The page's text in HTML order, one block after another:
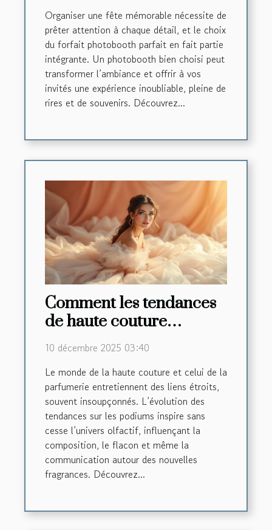
Organiser une fête mémorable nécessite de
prêter attention à chaque détail, et le choix
du forfait photobooth parfait en fait partie
intégrante. Un photobooth bien choisi peut
transformer l’ambiance et offrir à vos
invités une expérience inoubliable, pleine de
rires et de souvenirs. Découvrez...
Comment les tendances
de haute couture
influencent-elles les
créations de parfums ?
10 décembre 2025 03:40
Le monde de la haute couture et celui de la
parfumerie entretiennent des liens étroits,
souvent insoupçonnés. L’évolution des
tendances sur les podiums inspire sans
cesse l’univers olfactif, influençant la
composition, le flacon et même la
communication autour des nouvelles
fragrances. Découvrez...